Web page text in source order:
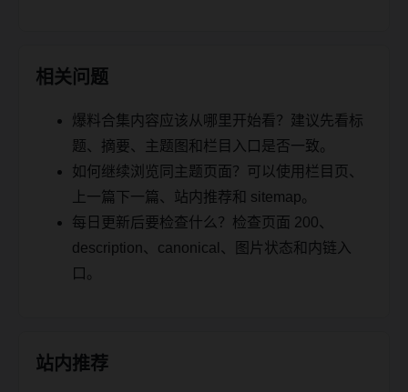
相关问题
爆料合集内容应该从哪里开始看？建议先看标
题、摘要、主题图和栏目入口是否一致。
如何继续浏览同主题页面？可以使用栏目页、
上一篇下一篇、站内推荐和 sitemap。
每日更新后要检查什么？检查页面 200、
description、canonical、图片状态和内链入
口。
站内推荐